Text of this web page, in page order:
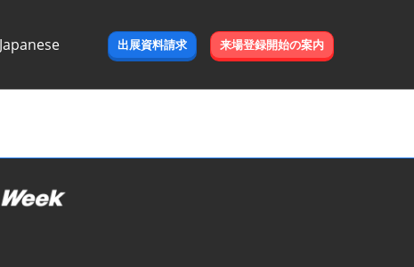
Japanese
出展資料請求 来場登録開始の案内